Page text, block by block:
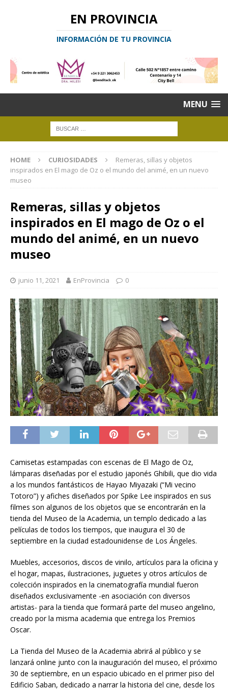
EN PROVINCIA
INFORMACIÓN DE TU PROVINCIA
MENU
HOME CURIOSIDADES
Remeras, sillas y objetos
inspirados en El mago de Oz o el mundo del animé, en un nuevo
museo
Remeras, sillas y objetos
inspirados en El mago de Oz o el
mundo del animé, en un nuevo
museo
junio 11, 2021 EnProvincia 0
Camisetas estampadas con escenas de El Mago de Oz,
lámparas diseñadas por el estudio japonés Ghibili, que dio vida
a los mundos fantásticos de Hayao Miyazaki (“Mi vecino
Totoro”) y afiches diseñados por Spike Lee inspirados en sus
filmes son algunos de los objetos que se encontrarán en la
tienda del Museo de la Academia, un templo dedicado a las
películas de todos los tiempos, que inaugura el 30 de
septiembre en la ciudad estadounidense de Los Ángeles.
Muebles, accesorios, discos de vinilo, artículos para la oficina y
el hogar, mapas, ilustraciones, juguetes y otros artículos de
colección inspirados en la cinematografía mundial fueron
diseñados exclusivamente -en asociación con diversos
artistas- para la tienda que formará parte del museo angelino,
creado por la misma academia que entrega los Premios
Oscar.
La Tienda del Museo de la Academia abrirá al público y se
lanzará online junto con la inauguración del museo, el próximo
30 de septiembre, en un espacio ubicado en el primer piso del
Edificio Saban, dedicado a narrar la historia del cine, desde los